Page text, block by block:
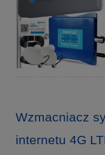
Wzmacniacz
internetu 4G